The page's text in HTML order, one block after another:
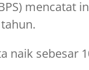
mencatat
naik sebesar